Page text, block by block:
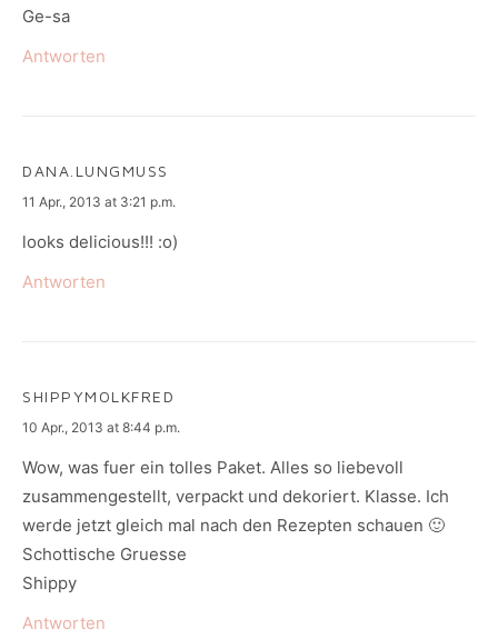
Ge-sa
Antworten
DANA.LUNGMUSS
says:
11 Apr., 2013 at 3:21 p.m.
looks delicious!!! :o)
Antworten
SHIPPYMOLKFRED
says:
10 Apr., 2013 at 8:44 p.m.
Wow, was fuer ein tolles Paket. Alles so liebevoll
zusammengestellt, verpackt und dekoriert. Klasse. Ich
werde jetzt gleich mal nach den Rezepten schauen 🙂
Schottische Gruesse
Shippy
Antworten